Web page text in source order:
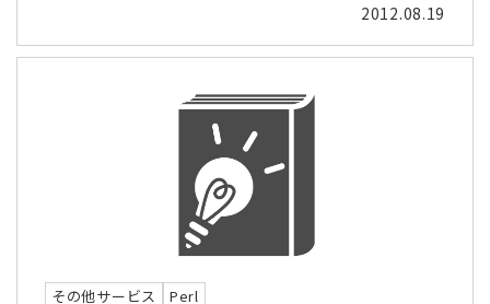
2012.08.19
その他サービス Perl